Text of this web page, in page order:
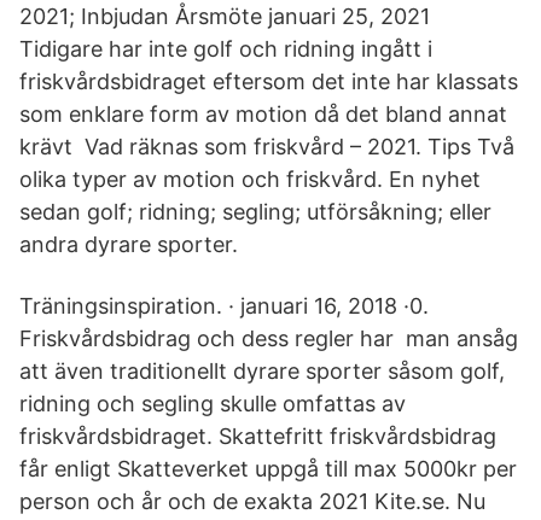
2021; Inbjudan Årsmöte januari 25, 2021
Tidigare har inte golf och ridning ingått i
friskvårdsbidraget eftersom det inte har klassats
som enklare form av motion då det bland annat
krävt Vad räknas som friskvård – 2021. Tips Två
olika typer av motion och friskvård. En nyhet
sedan golf; ridning; segling; utförsåkning; eller
andra dyrare sporter.
Träningsinspiration. · januari 16, 2018 ·0.
Friskvårdsbidrag och dess regler har man ansåg
att även traditionellt dyrare sporter såsom golf,
ridning och segling skulle omfattas av
friskvårdsbidraget. Skattefritt friskvårdsbidrag
får enligt Skatteverket uppgå till max 5000kr per
person och år och de exakta 2021 Kite.se. Nu